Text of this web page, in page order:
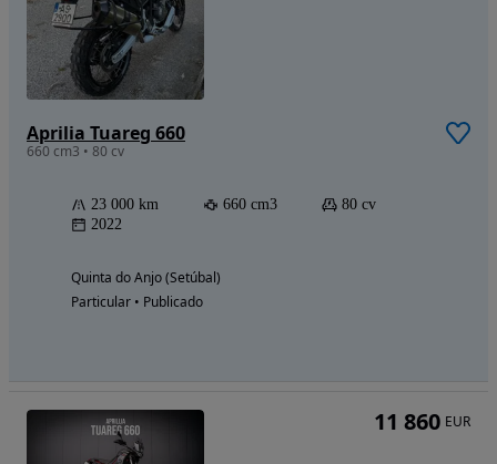
Aprilia Tuareg 660
660 cm3 • 80 cv
23 000 km 660 cm3
80 cv
2022
Quinta do Anjo (Setúbal)
Particular • Publicado
11 860 EUR